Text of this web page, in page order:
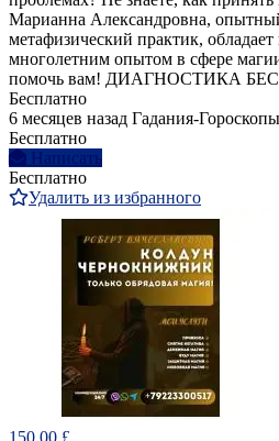
Марианна Александровна,
метафизический практик,
многолетним опытом в сфере
помочь вам! ДИАГНОСТИКА
Бесплатно
6 месяцев назад Гадания-Гороскопы
Бесплатно
Написать
Бесплатно
Удалить из избранного
150.00 £